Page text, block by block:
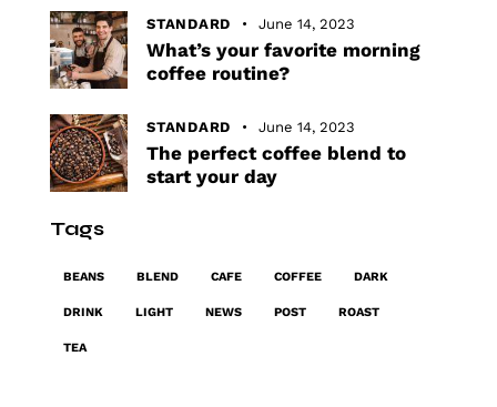
STANDARD June 14, 2023
What’s your favorite morning
coffee routine?
STANDARD June 14, 2023
The perfect coffee blend to
start your day
Tags
BEANS BLEND CAFE COFFEE DARK
DRINK LIGHT NEWS POST ROAST
TEA